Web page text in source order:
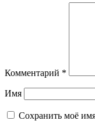
Комментарий *
Имя
Сохранить моё